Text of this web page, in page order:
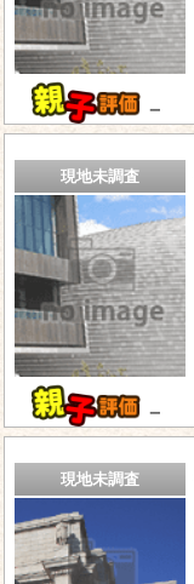
－
現地未調査
－
現地未調査